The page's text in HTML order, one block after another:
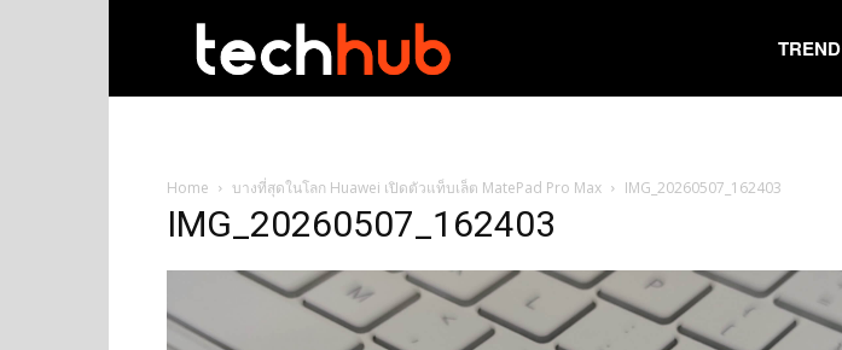
TREND
Home บางที่สุดในโลก Huawei เปิดตัวแท็บเล็ต MatePad Pro Max IMG_20260507_162403
IMG_20260507_162403